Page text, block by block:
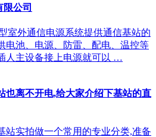
公司
室外通信电源系统提供通信基站的
电池、电源、防雷、配电、温控等
人主设备接上电源就可以 …
也离不开电,给大家介绍下基站的直
站实拍做一个常用的专业分类,准备